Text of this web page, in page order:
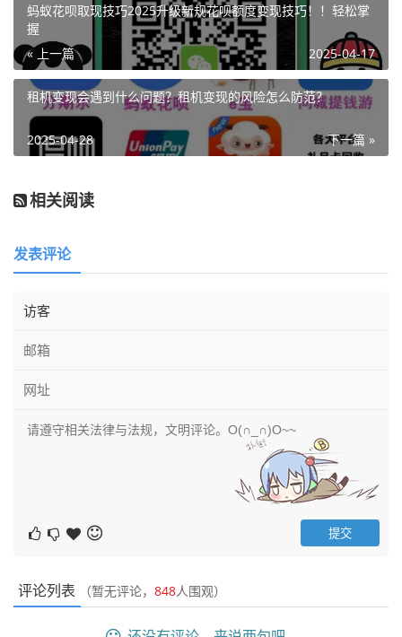
蚂蚁花呗取现技巧2025升级新规花呗额度变现技巧！！轻松掌
握
« 上一篇
2025-04-17
租机变现会遇到什么问题？租机变现的风险怎么防范？
下一篇 »
2025-04-28
相关阅读
发表评论
评论列表 （暂无评论， 848人围观）